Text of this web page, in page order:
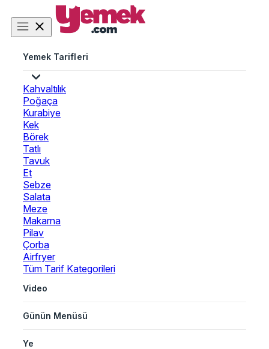
Yemek Tarifleri
Kahvaltılık
Poğaça
Kurabiye
Kek
Börek
Tatlı
Tavuk
Et
Sebze
Salata
Meze
Makarna
Pilav
Çorba
Airfryer
Tüm Tarif Kategorileri
Video
Günün Menüsü
Ye